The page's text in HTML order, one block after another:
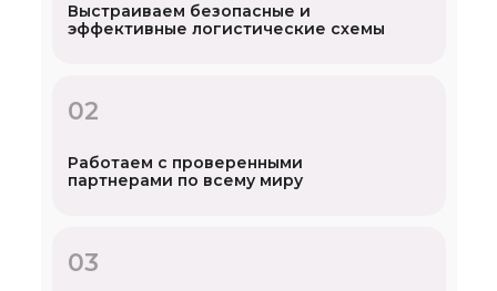
Выстраиваем безопасные и
эффективные логистические схемы
02
Работаем с проверенными
партнерами по всему миру
03